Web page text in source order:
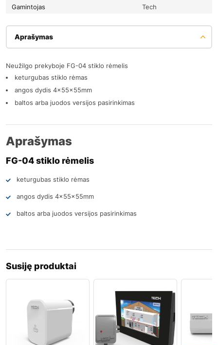
Gamintojas Tech
Aprašymas
Neužilgo prekyboje FG-04 stiklo rėmelis
keturgubas stiklo rėmas
angos dydis 4x55x55mm
baltos arba juodos versijos pasirinkimas
Aprašymas
FG-04 stiklo rėmelis
keturgubas stiklo rėmas
angos dydis 4x55x55mm
baltos arba juodos versijos pasirinkimas
Susiję produktai